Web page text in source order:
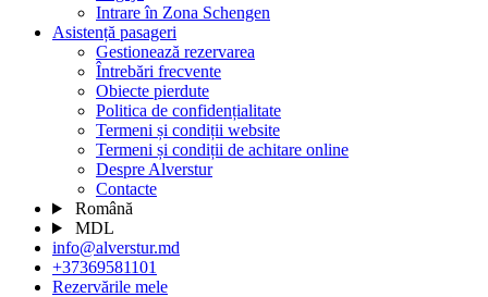
Intrare în Zona Schengen
Asistență pasageri
Gestionează rezervarea
Întrebări frecvente
Obiecte pierdute
Politica de confidențialitate
Termeni și condiții website
Termeni și condiții de achitare online
Despre Alverstur
Contacte
Română
MDL
info@alverstur.md
+37369581101
Rezervările mele